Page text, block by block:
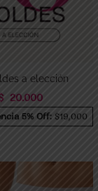
a elección
20.000
5% Off: $19,000